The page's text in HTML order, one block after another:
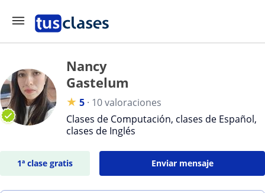
Nancy
Gastelum
★ 5 · 10 valoraciones
Clases de Computación, clases de Español,
clases de Inglés
1ª clase gratis Enviar mensaje